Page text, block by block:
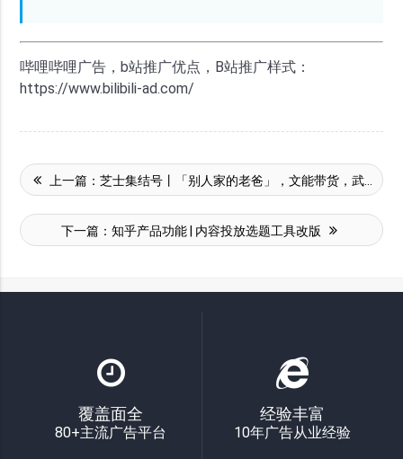
哔哩哔哩广告，b站推广优点，B站推广样式：
https://www.bilibili-ad.com/
上一篇：芝士集结号丨「别人家的老爸」，文能带货，武能带娃
下一篇： 知乎产品功能 | 内容投放选题工具改版
覆盖面全
80+主流广告平台
经验丰富
10年广告从业经验